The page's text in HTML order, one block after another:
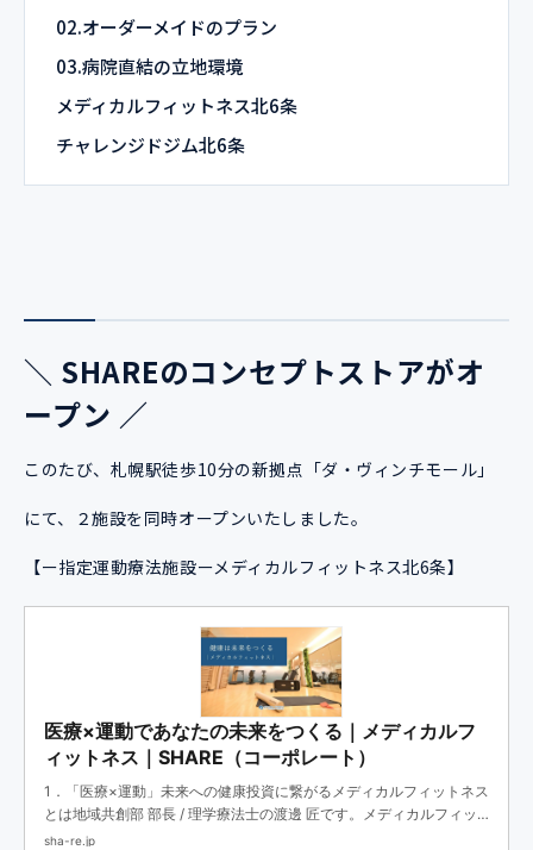
02.オーダーメイドのプラン
03.病院直結の立地環境
メディカルフィットネス北6条
チャレンジドジム北6条
＼ SHAREのコンセプトストアがオ
ープン ／
このたび、札幌駅徒歩10分の新拠点「ダ・ヴィンチモール」
にて、２施設を同時オープンいたしました。
【ー指定運動療法施設ーメディカルフィットネス北6条】
医療×運動であなたの未来をつくる｜メディカルフ
ィットネス｜SHARE（コーポレート）
1．「医療×運動」未来への健康投資に繋がるメディカルフィットネス
とは地域共創部 部長 / 理学療法士の渡邊 匠です。メディカルフィッ
トネスとは、提携医療機関の医師、理学療法士、健康運動指導士、ト
sha-re.jp